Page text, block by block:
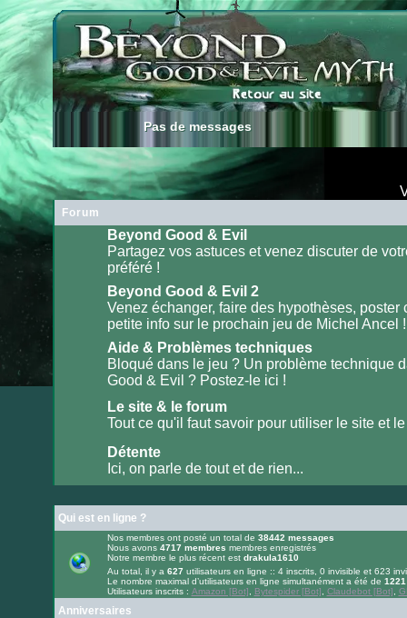
Pas de messages
Pas de messages
Forum
Aucun
message
non
Beyond Good & Evil
Partagez vos astuces et venez discuter de
préféré !
Aucun
message
non
lu
Beyond Good & Evil 2
Venez échanger, faire des hypothèses, poster
petite info sur le prochain jeu de Michel Ancel !
Aucun
non
Aide & Problèmes techniques
Bloqué dans le jeu ? Un problème technique
Good & Evil ? Postez-le ici !
non
Le site & le forum
Tout ce qu'il faut savoir pour utiliser le site et le
Aucun
message
lu
Détente
Ici, on parle de tout et de rien...
Qui est en ligne ?
Nos membres ont posté un total de 38442 messages
Nous avons 4717 membres membres enregistrés
Notre membre le plus récent est drakula1610
Au total, il y a 627 utilisateurs en ligne :: 4 inscrits, 0 invisible et 623
Le nombre maximal d’utilisateurs en ligne simultanément a été de 1221
Utilisateurs inscrits : Amazon [Bot] Bytespider [Bot] Claudebot [Bot]
Anniversaires